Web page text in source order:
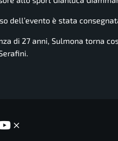
dell’evento è stata
di 27 anni, Sulmona torna